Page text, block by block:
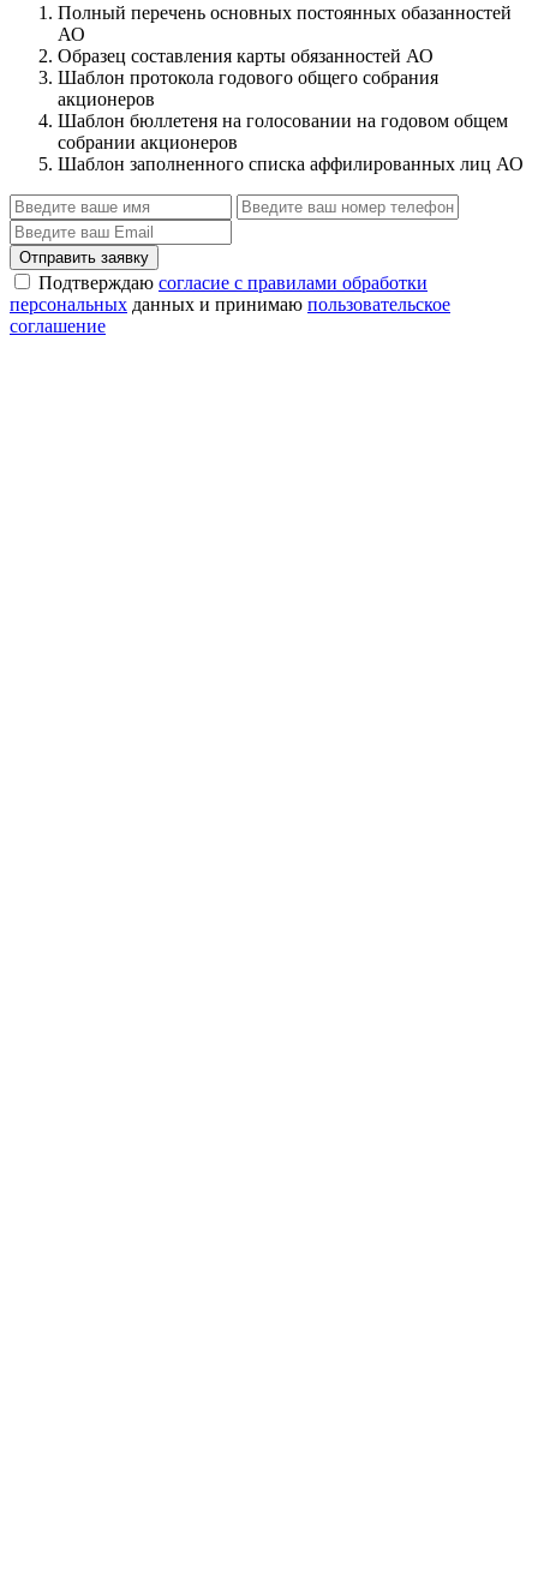
Полный перечень основных постоянных обазанностей
АО
Образец составления карты обязанностей АО
Шаблон протокола годового общего собрания
акционеров
Шаблон бюллетеня на голосовании на годовом общем
собрании акционеров
Шаблон заполненного списка аффилированных лиц АО
Отправить заявку
Подтверждаю согласие с правилами обработки
персональных данных и принимаю пользовательское
соглашение